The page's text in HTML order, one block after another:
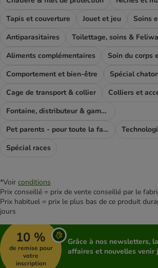
Tapis et couverture
Jouet et jeu
Soins
Antiparasitaires
Toilettage, soins &
Aliments complémentaires
Soin du corps
Comportement et bien-être
Spécial
Cage de transport & collier
Colliers et
Fontaine, distributeur & gamelle
Pet parents - pour toute la famile
Spécial races
*Voir conditions
Prix conseillé = prix de vente conseillé par le
Prix habituel = prix le plus bas de ce produit
jours
10 %
de remise pour
votre
inscription
Grâce à nos newsletters,
affaires et nouvelles venir